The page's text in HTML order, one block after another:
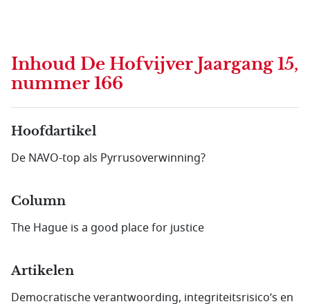
Inhoud De Hofvijver Jaargang 15,
nummer 166
Hoofdartikel
De NAVO-top als Pyrrusoverwinning?
Column
The Hague is a good place for justice
Artikelen
Democratische verantwoording, integriteitsrisico’s en